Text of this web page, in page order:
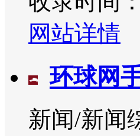
网站详情
环球网
新闻/新闻